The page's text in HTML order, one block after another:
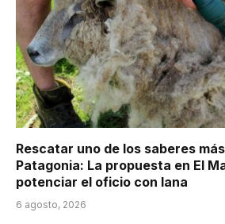
Rescatar uno de los saberes
Patagonia: La propuesta en El
potenciar el oficio con lana
6 agosto, 2026